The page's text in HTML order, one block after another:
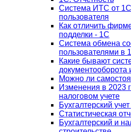
Система ИТС от
пользователя
Как отличить
подделки - 1С
Система обмена
пользователями в
Какие бывают
документооборота
Можно ли
Изменения в 2023
налоговом учете
Бухгалтерский
Статистическая
Бухгалтерский и